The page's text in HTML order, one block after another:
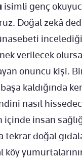
isimli genç
Doğal zekâ
verilecek
onuncu kişi.
kaldığında
nasıl
insan
tekrar doğal
köy